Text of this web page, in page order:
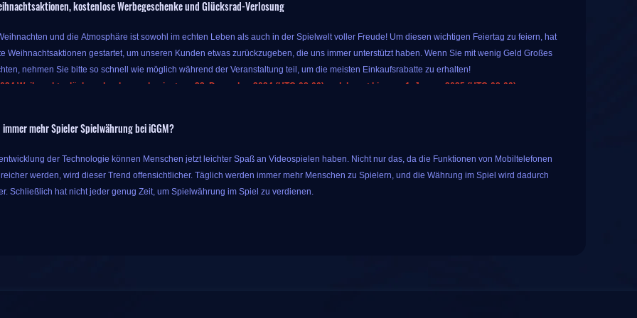
kostenlose Werbegeschenke und Glücksrad-Verlosung
und die Atmosphäre ist sowohl im echten Leben als auch in der Spielwelt voller Freude! Um diesen wichtigen Feiertag zu feiern, hat
Weihnachtsaktionen gestartet, um unseren Kunden etwas zurückzugeben, die uns immer unterstützt haben. Wenn Sie mit wenig Geld Großes
nehmen Sie bitte so schnell wie möglich während der Veranstaltung teil, um die meisten Einkaufsrabatte zu erhalten!
Weihnachtsglücksradverlosung beginnt am 23. Dezember 2024 (UTC-08:00) und dauert bis zum 1. Januar 2025 (UTC-08:00).
Sie mit nur dem ursprünglichen Geld mehr Spielprodukte erhalten können, also warum nicht?
mehr Spieler Spielwährung bei iGGM?
der Technologie können Menschen jetzt leichter Spaß an Videospielen haben. Nicht nur das, da die Funktionen von Mobiltelefonen
werden, wird dieser Trend offensichtlicher. Täglich werden immer mehr Menschen zu Spielern, und die Währung im Spiel wird dadurch
Schließlich hat nicht jeder genug Zeit, um Spielwährung im Spiel zu verdienen.